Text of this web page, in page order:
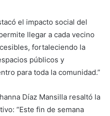
el impacto social del
llegar a cada vecino
fortaleciendo la
públicos y
para toda la comunidad.”
Díaz Mansilla resaltó la
“Este fin de semana